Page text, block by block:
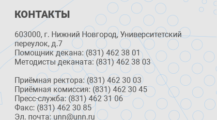
КОНТАКТЫ
603000, г. Нижний Новгород, Университетский
переулок, д.7
Помощник декана: (831) 462 38 01
Методисты деканата: (831) 462 38 03
Приёмная ректора: (831) 462 30 03
Приёмная комиссия: (831) 462 30 45
Пресс-служба: (831) 462 31 06
Факс: (831) 462 30 85
Эл. почта: unn@unn.ru